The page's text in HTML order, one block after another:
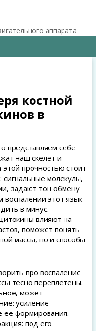
аппарата
костной
в
представляем себе
наш скелет и
прочностью стоит
сигнальные молекулы,
задают тон обмену
воспалении этот язык
в минус.
влияют на
поможет понять
массы, но и способы
про воспаление
тесно переплетены.
может
усиление
ее формирования.
под его